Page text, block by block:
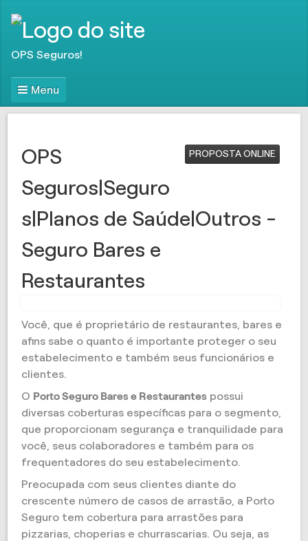
OPS Seguros!
Menu
PROPOSTA ONLINE
OPS
Seguros|Seguro
s|Planos de Saúde|Outros -
Seguro Bares e
Restaurantes
Você, que é proprietário de restaurantes, bares e
afins sabe o quanto é importante proteger o seu
estabelecimento e também seus funcionários e
clientes.
O Porto Seguro Bares e Restaurantes possui
diversas coberturas específicas para o segmento,
que proporcionam segurança e tranquilidade para
você, seus colaboradores e também para os
frequentadores do seu estabelecimento.
Preocupada com seus clientes diante do
crescente número de casos de arrastão, a Porto
Seguro tem cobertura para arrastões para
pizzarias, choperias e churrascarias. Ou seja, as